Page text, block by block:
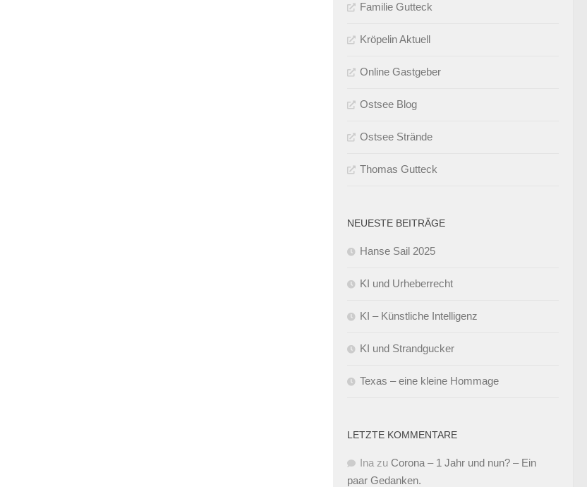
Familie Gutteck
Kröpelin Aktuell
Online Gastgeber
Ostsee Blog
Ostsee Strände
Thomas Gutteck
NEUESTE BEITRÄGE
Hanse Sail 2025
KI und Urheberrecht
KI – Künstliche Intelligenz
KI und Strandgucker
Texas – eine kleine Hommage
LETZTE KOMMENTARE
Ina zu Corona – 1 Jahr und nun? – Ein
paar Gedanken.